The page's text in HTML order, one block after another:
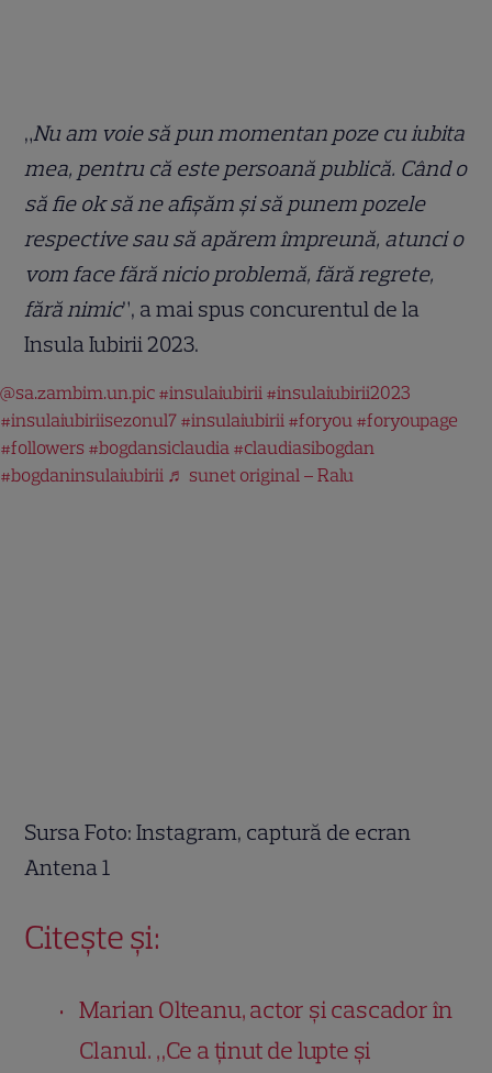
„Nu am voie să pun momentan poze cu iubita
mea, pentru că este persoană publică. Când o
să fie ok să ne afișăm și să punem pozele
respective sau să apărem împreună, atunci o
vom face fără nicio problemă, fără regrete,
fără nimic”, a mai spus concurentul de la
Insula Iubirii 2023.
@sa.zambim.un.pic #insulaiubirii #insulaiubirii2023
#insulaiubiriisezonul7 #insulaiubirii #foryou #foryoupage
#followers #bogdansiclaudia #claudiasibogdan
#bogdaninsulaiubirii ♬ sunet original – Ralu
Sursa Foto: Instagram, captură de ecran
Antena 1
Citește și:
Marian Olteanu, actor și cascador în
Clanul. „Ce a ținut de lupte și